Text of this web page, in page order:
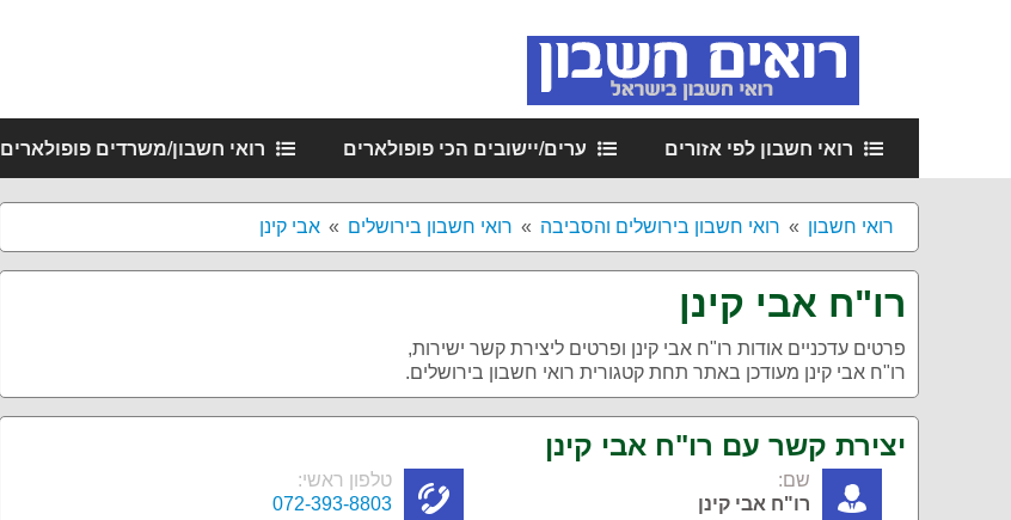
רואי חשבון לפי אזורים ערים/יישובים הכי פופולארים רואי חשבון/משרדים פופולארים
רואי חשבון רואי חשבון בירושלים והסביבה רואי חשבון בירושלים אבי קינן
רו"ח אבי קינן
פרטים עדכניים אודות רו"ח אבי קינן ופרטים ליצירת קשר ישירות,
רו"ח אבי קינן מעודכן באתר תחת קטגורית רואי חשבון בירושלים.
יצירת קשר עם רו"ח אבי קינן
שם:
רו"ח אבי קינן
טלפון ראשי:
072-393-8803